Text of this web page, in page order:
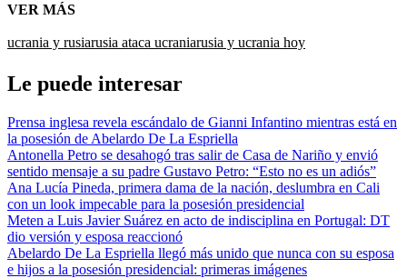
VER MÁS
ucrania y rusiarusia ataca ucraniarusia y ucrania hoy
Le puede interesar
Prensa inglesa revela escándalo de Gianni Infantino mientras está en
la posesión de Abelardo De La Espriella
Antonella Petro se desahogó tras salir de Casa de Nariño y envió
sentido mensaje a su padre Gustavo Petro: “Esto no es un adiós”
Ana Lucía Pineda, primera dama de la nación, deslumbra en Cali
con un look impecable para la posesión presidencial
Meten a Luis Javier Suárez en acto de indisciplina en Portugal: DT
dio versión y esposa reaccionó
Abelardo De La Espriella llegó más unido que nunca con su esposa
e hijos a la posesión presidencial: primeras imágenes